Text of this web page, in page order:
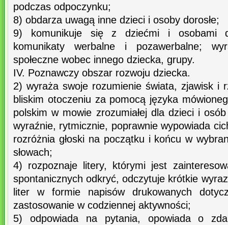
podczas odpoczynku;
8) obdarza uwagą inne dzieci i osoby dorosłe;
9) komunikuje się z dziećmi i osobami
komunikaty werbalne i pozawerbalne;
społeczne wobec innego dziecka, grupy.
IV. Poznawczy obszar rozwoju dziecka.
2) wyraża swoje rozumienie świata, zjawisk i
bliskim otoczeniu za pomocą języka
polskim w mowie zrozumiałej dla dzieci i osób
wyraźnie, rytmicznie, poprawnie wypowiada
rozróżnia głoski na początku i końcu w
słowach;
4) rozpoznaje litery, którymi jest
spontanicznych odkryć, odczytuje krótkie
liter w formie napisów drukowanych
zastosowanie w codziennej aktywności;
5) odpowiada na pytania, opowiada o